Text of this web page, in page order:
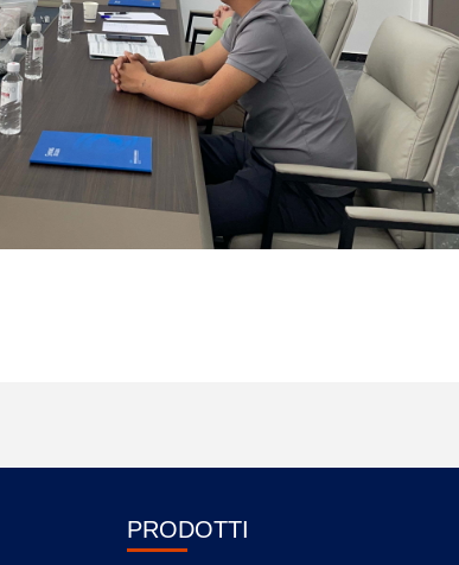
PRODOTTI